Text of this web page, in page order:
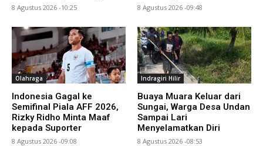
8 Agustus 2026 -10:25 8 Agustus 2026 -09:48
Olahraga
Indonesia Gagal ke
Semifinal Piala AFF 2026,
Rizky Ridho Minta Maaf
kepada Suporter
8 Agustus 2026 -09:08
Indragiri Hilir
Buaya Muara Keluar dari
Sungai, Warga Desa Undan
Sampai Lari
Menyelamatkan Diri
8 Agustus 2026 -08:53